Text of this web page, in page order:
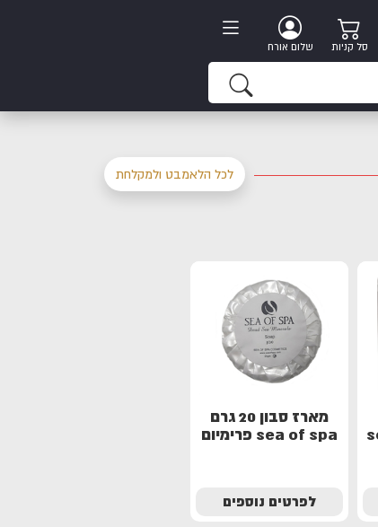
סל קניות שלום אורח
לכל הלאמבט ולמקלחת
מארז סבון 20 גרם
sea of spa פרימיום
לפרטים נוספים